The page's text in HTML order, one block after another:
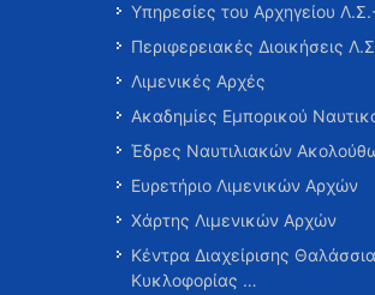
Υπηρεσίες του Αρχηγείου
Περιφερειακές Διοικήσεις
Λιμενικές Αρχές
Ακαδημίες Εμπορικού
Έδρες Ναυτιλιακών
Ευρετήριο Λιμενικών Αρχών
Χάρτης Λιμενικών Αρχών
Κέντρα Διαχείρισης
Κυκλοφορίας …